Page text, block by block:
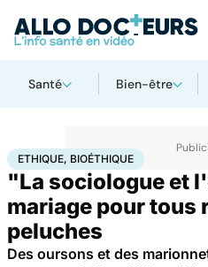
Santé Bien-être
AccueilBien-êtreSexoEthique,
ETHIQUE, BIOÉTHIQUE
"La sociologue et
mariage pour tous
peluches
Des oursons et des